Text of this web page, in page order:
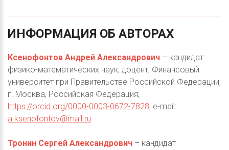
ИНФОРМАЦИЯ ОБ АВТОРАХ
Ксенофонтов Андрей Александрович – кандидат
физико-математических наук, доцент, Финансовый
университет при Правительстве Российской Федерации,
г. Москва, Российская Федерация;
https://orcid.org/0000-0003-0672-7828; e-mail:
a.ksenofontov@mail.ru
Тронин Сергей Александрович – кандидат